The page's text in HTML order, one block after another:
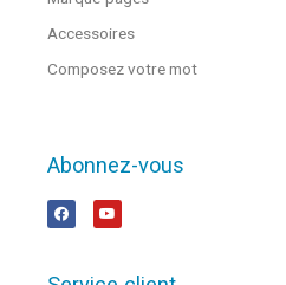
Accessoires
Composez votre mot
Abonnez-vous